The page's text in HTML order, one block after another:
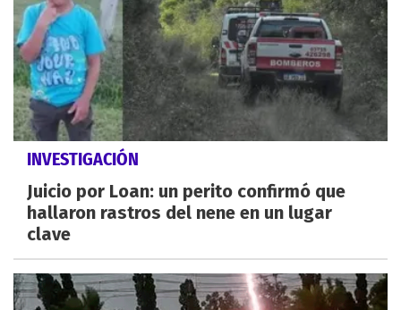
INVESTIGACIÓN
Juicio por Loan: un perito confirmó que
hallaron rastros del nene en un lugar
clave